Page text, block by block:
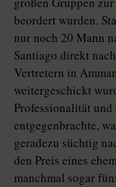
beordert wurden.
nur noch 20 Mann
Santiago direkt
Vertretern in
weitergeschickt
Professionalität und
entgegenbrachte,
geradezu süchtig
den Preis eines
manchmal sogar